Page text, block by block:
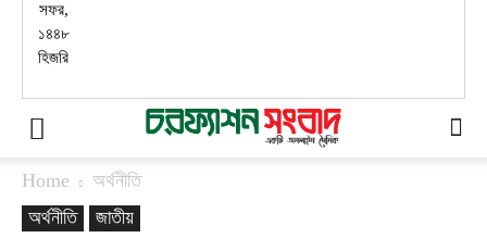
সফর,
১৪৪৮
হিজরি
Home
অর্থনীতি
অর্থনীতি
জাতীয়